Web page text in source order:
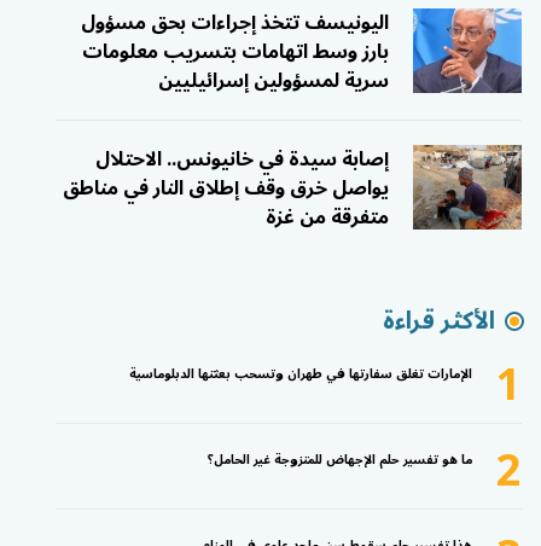
اليونيسف تتخذ إجراءات بحق مسؤول
بارز وسط اتهامات بتسريب معلومات
سرية لمسؤولين إسرائيليين
إصابة سيدة في خانيونس.. الاحتلال
يواصل خرق وقف إطلاق النار في مناطق
متفرقة من غزة
الأكثر قراءة
1 الإمارات تغلق سفارتها في طهران وتسحب بعثتها الدبلوماسية
2 ما هو تفسير حلم الإجهاض للمتزوجة غير الحامل؟